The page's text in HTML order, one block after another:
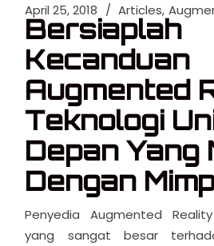
April 25, 2018 Articles
Bersiaplah
Kecanduan
Augmented
Teknologi
Depan Yang
Dengan
Penyedia Augmented
yang sangat besar